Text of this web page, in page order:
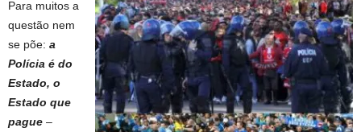
Para muitos a
questão nem
se põe: a
Polícia é do
Estado, o
Estado que
pague –